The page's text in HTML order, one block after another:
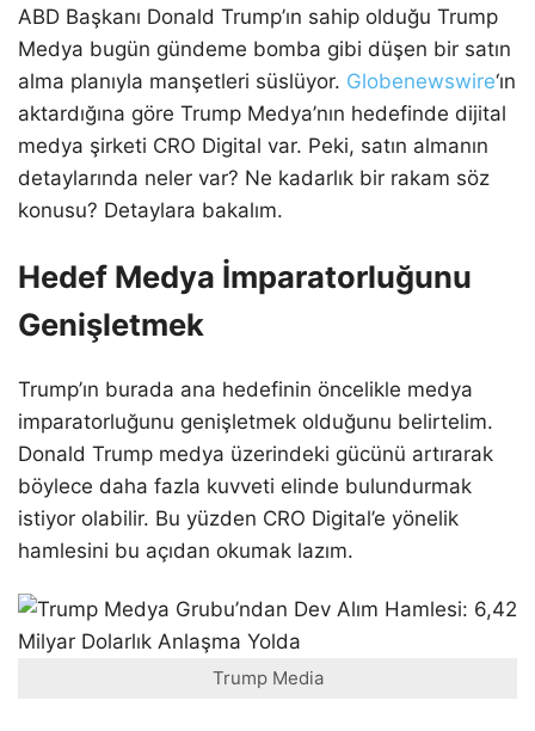
ABD Başkanı Donald Trump’ın sahip olduğu Trump
Medya bugün gündeme bomba gibi düşen bir satın
alma planıyla manşetleri süslüyor. Globenewswire‘ın
aktardığına göre Trump Medya’nın hedefinde dijital
medya şirketi CRO Digital var. Peki, satın almanın
detaylarında neler var? Ne kadarlık bir rakam söz
konusu? Detaylara bakalım.
Hedef Medya İmparatorluğunu
Genişletmek
Trump’ın burada ana hedefinin öncelikle medya
imparatorluğunu genişletmek olduğunu belirtelim.
Donald Trump medya üzerindeki gücünü artırarak
böylece daha fazla kuvveti elinde bulundurmak
istiyor olabilir. Bu yüzden CRO Digital’e yönelik
hamlesini bu açıdan okumak lazım.
Trump Media